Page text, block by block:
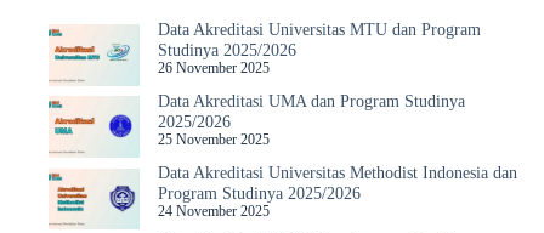
Data Akreditasi Universitas MTU dan Program
Studinya 2025/2026
26 November 2025
Data Akreditasi UMA dan Program Studinya
2025/2026
25 November 2025
Data Akreditasi Universitas Methodist Indonesia dan
Program Studinya 2025/2026
24 November 2025